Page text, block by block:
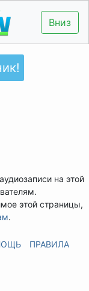
Вниз
на этой
этой страницы,
.
ПРАВИЛА